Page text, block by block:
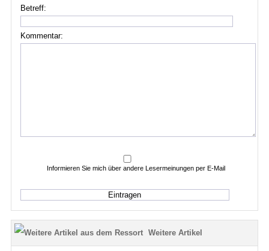
Betreff:
Kommentar:
Informieren Sie mich über andere Lesermeinungen per E-Mail
Weitere Artikel